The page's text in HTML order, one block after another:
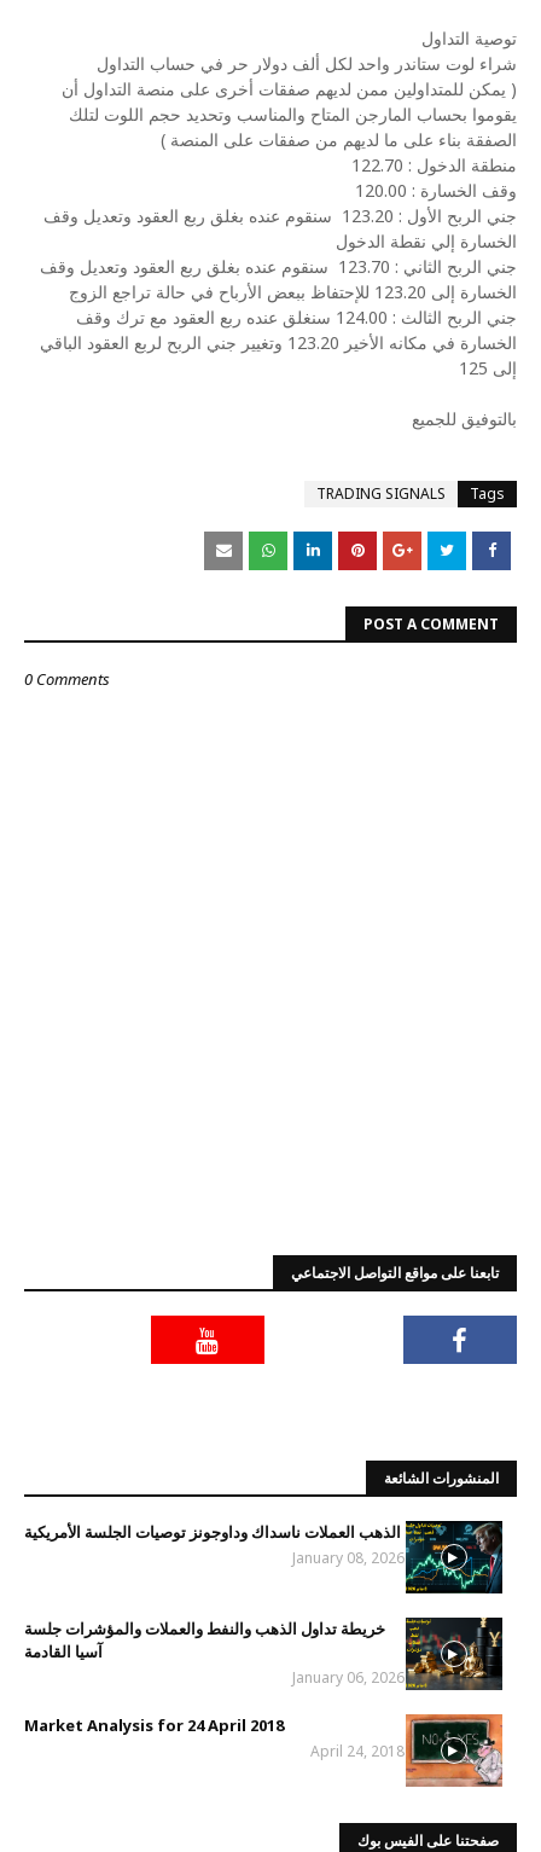
توصية التداول
شراء لوت ستاندر واحد لكل ألف دولار حر في حساب التداول
( يمكن للمتداولين ممن لديهم صفقات أخرى على منصة التداول أن
يقوموا بحساب المارجن المتاح والمناسب وتحديد حجم اللوت لتلك
الصفقة بناء على ما لديهم من صفقات على المنصة )
منطقة الدخول : 122.70
وقف الخسارة : 120.00
جني الربح الأول : 123.20
سنقوم عنده بغلق ربع العقود وتعديل وقف
الخسارة إلي نقطة الدخول
جني الربح الثاني : 123.70
سنقوم عنده بغلق ربع العقود وتعديل وقف
الخسارة إلى 123.20 للإحتفاظ ببعض الأرباح في حالة تراجع الزوج
جني الربح الثالث : 124.00 سنغلق عنده ربع العقود مع ترك وقف
الخسارة في مكانه الأخير 123.20 وتغيير جني الربح لربع العقود الباقي
إلى 125
بالتوفيق للجميع
Tags
TRADING SIGNALS
POST A COMMENT
0 Comments
تابعنا على مواقع التواصل الاجتماعي
المنشورات الشائعة
الذهب العملات ناسداك وداوجونز توصيات الجلسة الأمريكية
January 08, 2026
خريطة تداول الذهب والنفط والعملات والمؤشرات جلسة
آسيا القادمة
January 06, 2026
Market Analysis for 24 April 2018
April 24, 2018
صفحتنا على الفيس بوك